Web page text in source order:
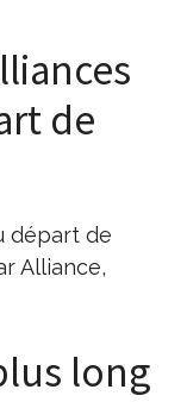
de
départ de
Alliance,
long